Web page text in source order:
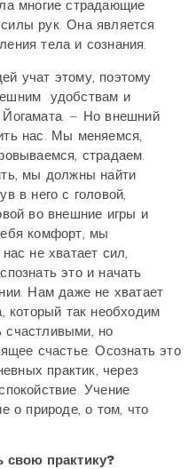
многие страдающие
рук. Она является
тела и сознания.
учат этому, поэтому
удобствам и
– Но внешний
нас. Мы меняемся,
страдаем.
мы должны найти
в него с головой,
во внешние игры и
комфорт, мы
не хватает сил,
это и начать
Нам даже не хватает
который так необходим
но
счастье. Осознать это
практик, через
Учение
о природе, о том, что
свою практику?